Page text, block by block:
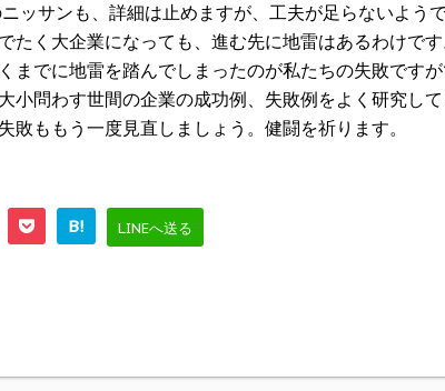
ッサンも、詳細は止めますが、工夫が足らないよう
たく大企業になっても、進む先に地雷はあるわけです
までに地雷を踏んでしまったのが私たちの失敗です
小問わす世間の企業の成功例、失敗例をよく研究して
敗ももう一度見直しましょう。健闘を祈ります。
B! LINEへ送る